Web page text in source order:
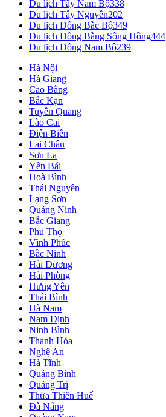
Du lịch Tây Nam Bộ338
Du lịch Tây Nguyên202
Du lịch Đông Bắc Bộ349
Du lịch Đồng Bằng Sông Hồng444
Du lịch Đông Nam Bộ239
Hà Nội
Hà Giang
Cao Bằng
Bắc Kạn
Tuyên Quang
Lào Cai
Điện Biên
Lai Châu
Sơn La
Yên Bái
Hoà Bình
Thái Nguyên
Lạng Sơn
Quảng Ninh
Bắc Giang
Phú Thọ
Vĩnh Phúc
Bắc Ninh
Hải Dương
Hải Phòng
Hưng Yên
Thái Bình
Hà Nam
Nam Định
Ninh Bình
Thanh Hóa
Nghệ An
Hà Tĩnh
Quảng Bình
Quảng Trị
Thừa Thiên Huế
Đà Nẵng